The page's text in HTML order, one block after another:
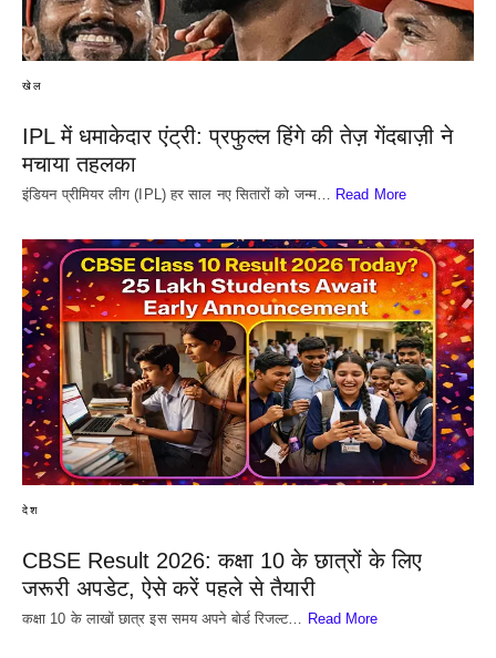
खेल
IPL में धमाकेदार एंट्री: प्रफुल्ल हिंगे की तेज़ गेंदबाज़ी ने
मचाया तहलका
इंडियन प्रीमियर लीग (IPL) हर साल नए सितारों को जन्म… Read More
देश
CBSE Result 2026: कक्षा 10 के छात्रों के लिए
जरूरी अपडेट, ऐसे करें पहले से तैयारी
कक्षा 10 के लाखों छात्र इस समय अपने बोर्ड रिजल्ट… Read More